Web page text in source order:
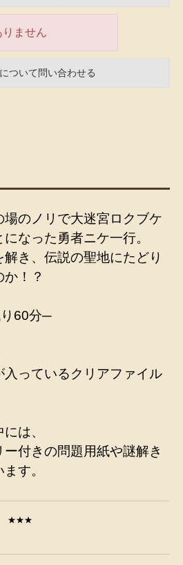
ません
ついて問い合わせる
場のノリで大迷宮ロクブケ
なった勇者ニケ一行。
き、伝説の聖地にたどり
！？
60分─
っているクリアファイル
は、
付きの問題用紙や謎解き
す。
★★★